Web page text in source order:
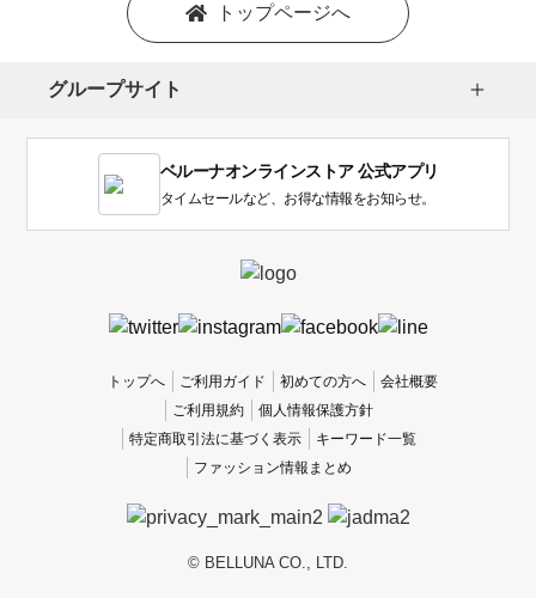
い
トップページへ
グループサイト
ベルーナオンラインストア 公式アプリ
タイムセールなど、お得な情報をお知らせ。
トップへ ご利用ガイド 初めての方へ
会社概要
ご利用規約
個人情報保護方針
特定商取引法に基づく表示
キーワード一覧
ファッション情報まとめ
© BELLUNA CO., LTD.